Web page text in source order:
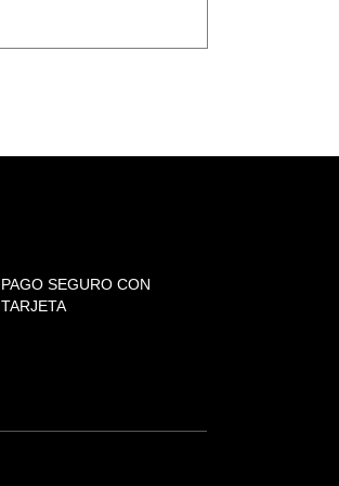
PAGO SEGURO CON
TARJETA